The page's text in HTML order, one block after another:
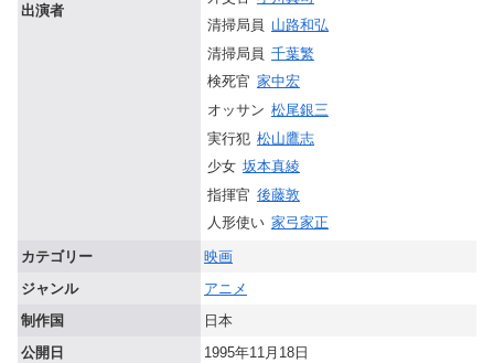
出演者
清掃局員 山路和弘
清掃局員 千葉繁
検死官 家中宏
オッサン 松尾銀三
実行犯 松山鷹志
少女 坂本真綾
指揮官 後藤敦
人形使い 家弓家正
カテゴリー
映画
ジャンル
アニメ
制作国
日本
公開日
1995年11月18日